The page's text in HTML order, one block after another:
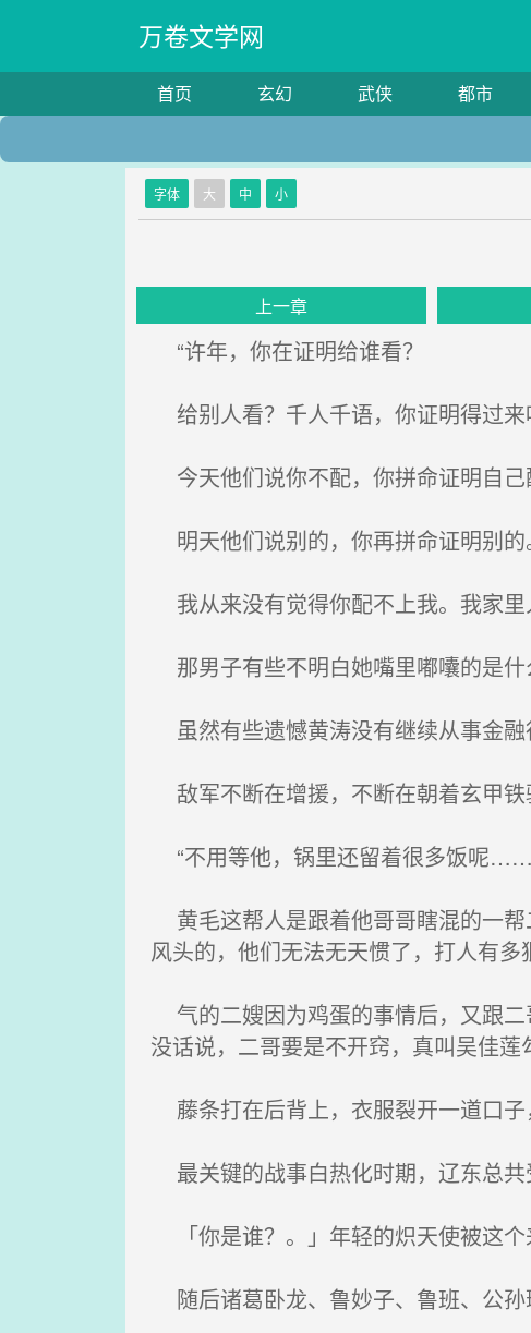
万卷文学网
首页 玄幻 武侠 都市
字体 大 中 小
上一章
“许年，你在证明给谁看？
给别人看？千人千语，你证明得过来
今天他们说你不配，你拼命证明自己
明天他们说别的，你再拼命证明别
我从来没有觉得你配不上我。我家里
那男子有些不明白她嘴里嘟囔的是什
虽然有些遗憾黄涛没有继续从事金融
敌军不断在增援，不断在朝着玄甲铁
“不用等他，锅里还留着很多饭呢
黄毛这帮人是跟着他哥哥瞎混的一
风头的，他们无法无天惯了，打人有多
气的二嫂因为鸡蛋的事情后，又跟
没话说，二哥要是不开窍，真叫吴佳莲
藤条打在后背上，衣服裂开一道口子
最关键的战事白热化时期，辽东总共
「你是谁？。」年轻的炽天使被这个
随后诸葛卧龙、鲁妙子、鲁班、公孙